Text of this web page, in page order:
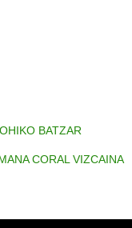
BATZAR
CORAL VIZCAINA